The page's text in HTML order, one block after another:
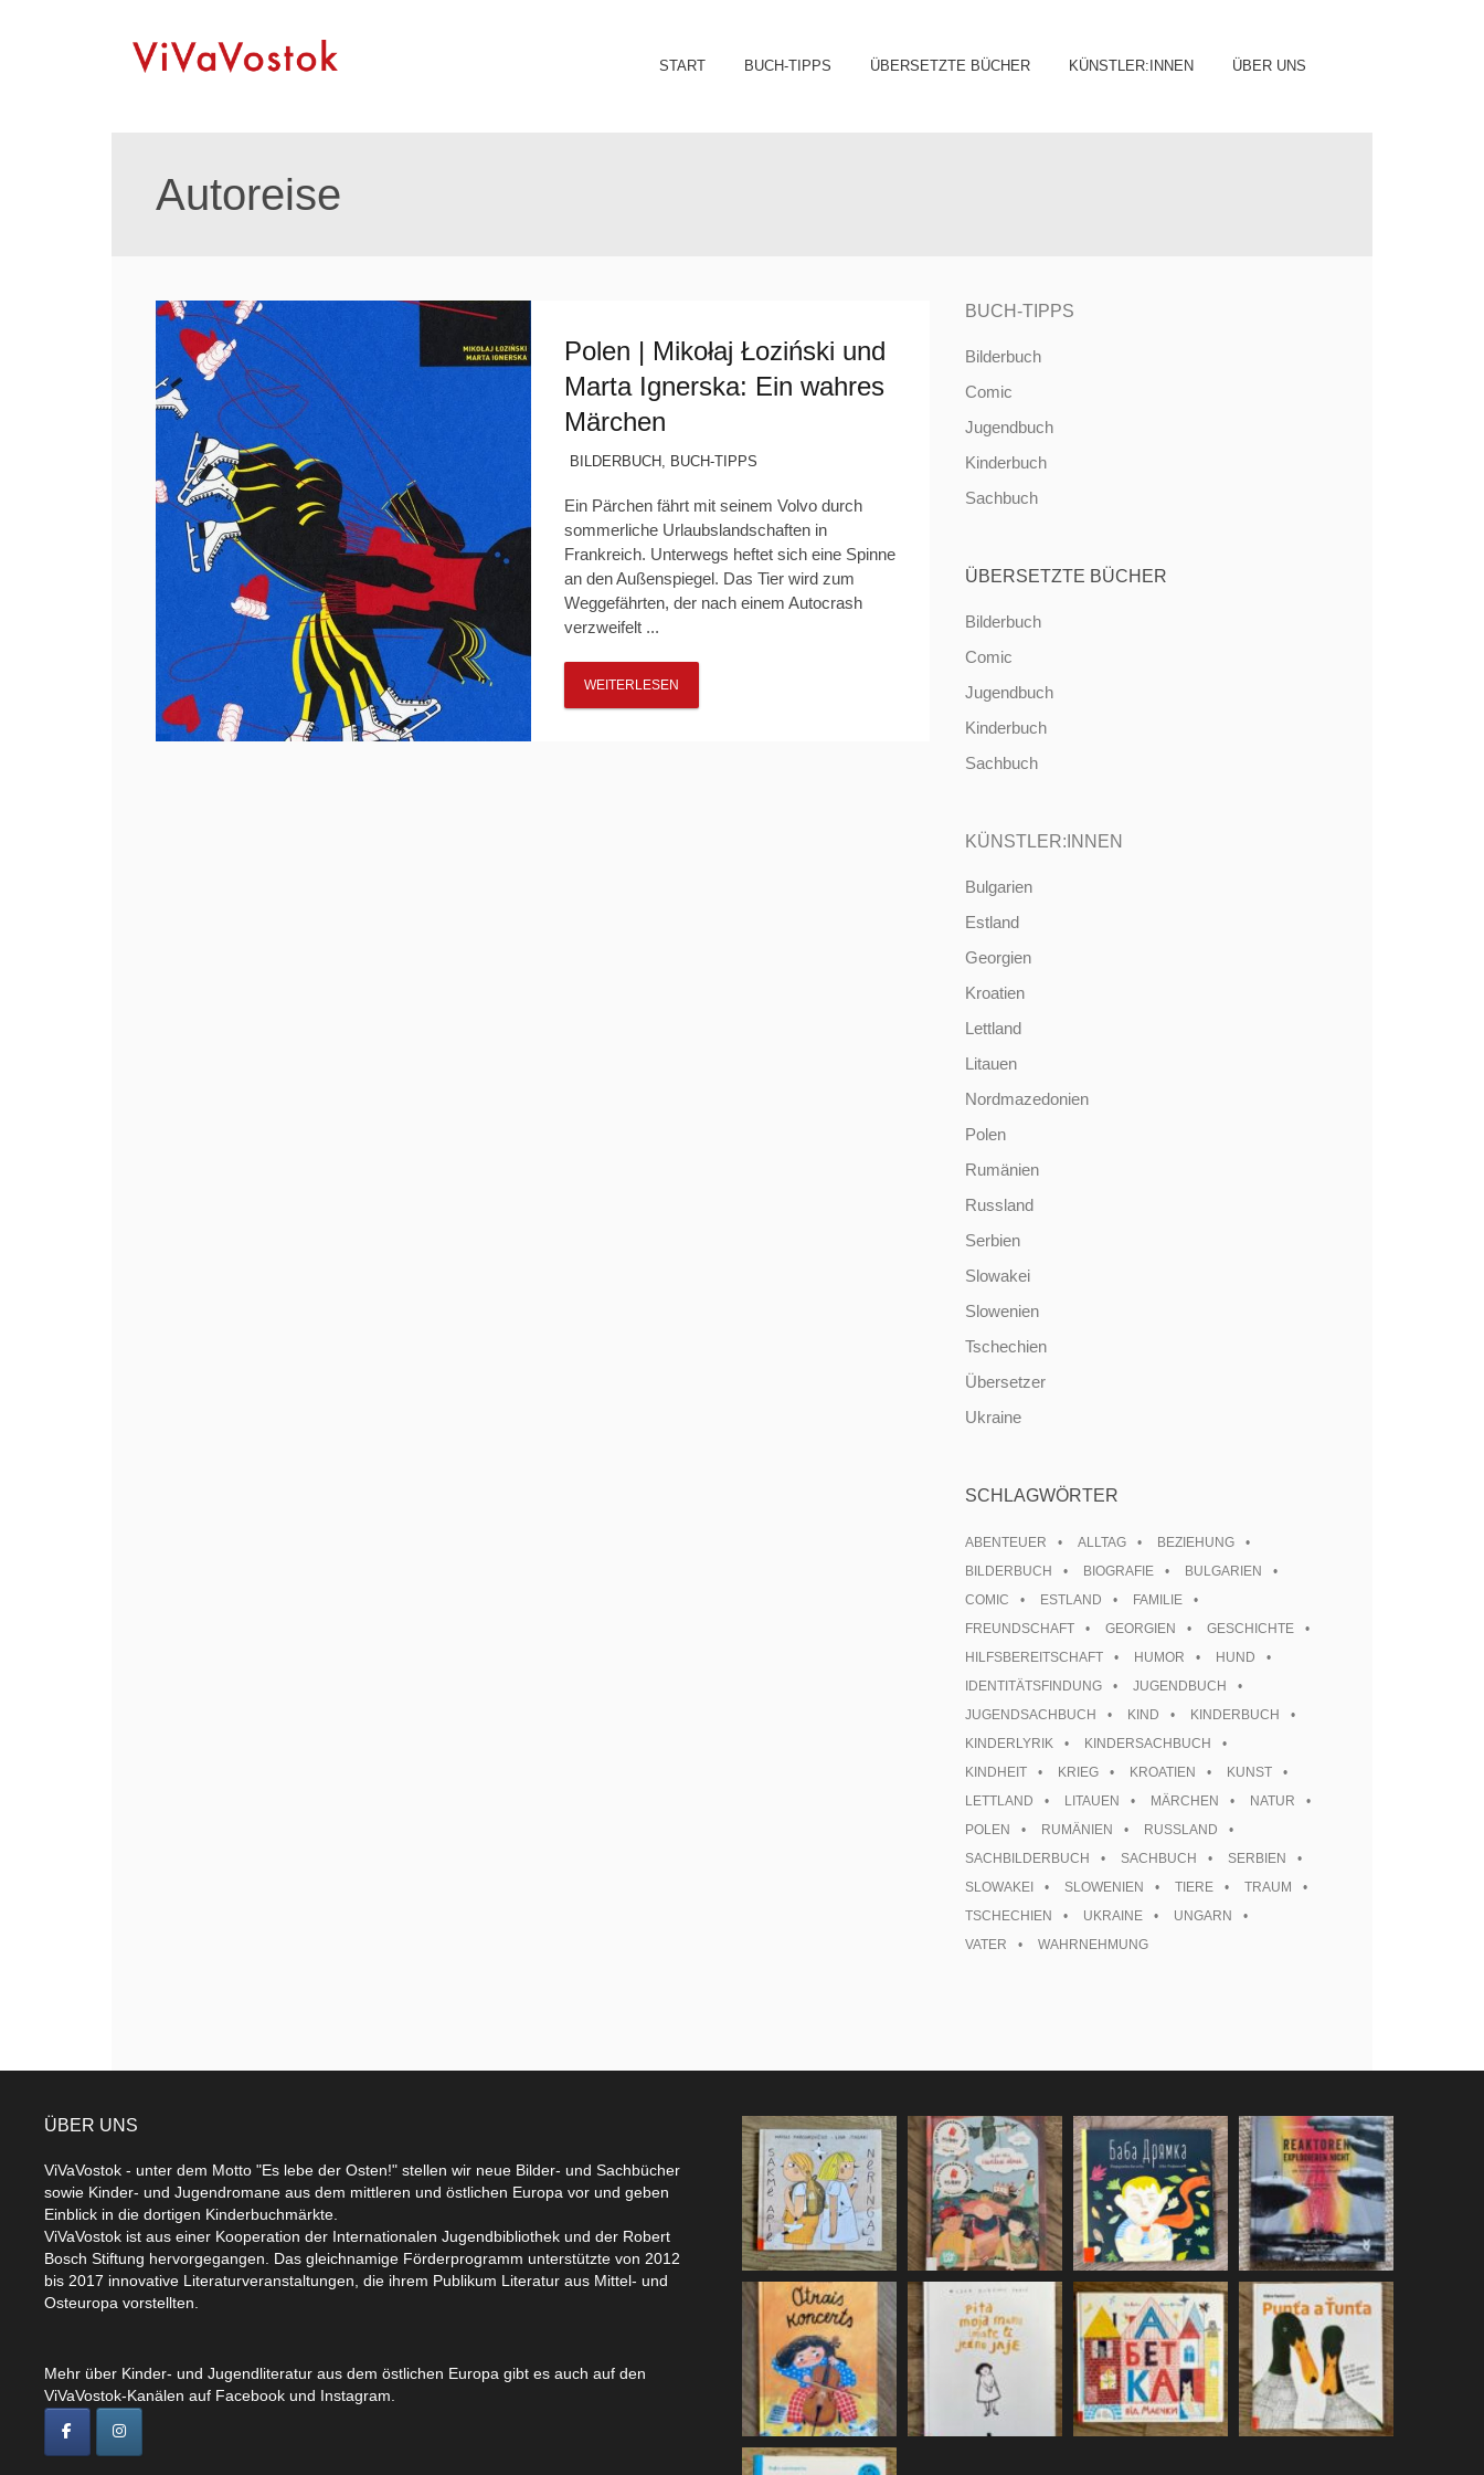
Skip
START BUCH-TIPPS ÜBERSETZTE BÜCHER KÜNSTLER:INNEN ÜBER UNS
Autoreise
Polen | Mikołaj Łoziński und
Marta Ignerska: Ein wahres
Märchen
BILDERBUCH , BUCH-TIPPS
Ein Pärchen fährt mit seinem Volvo durch
sommerliche Urlaubslandschaften in
Frankreich. Unterwegs heftet sich eine Spinne
an den Außenspiegel. Das Tier wird zum
Weggefährten, der nach einem Autocrash
verzweifelt ...
WEITERLESEN
BUCH-TIPPS
Bilderbuch
Comic
Jugendbuch
Kinderbuch
Sachbuch
ÜBERSETZTE BÜCHER
Bilderbuch
Comic
Jugendbuch
Kinderbuch
Sachbuch
KÜNSTLER:INNEN
Bulgarien
Estland
Georgien
Kroatien
Lettland
Litauen
Nordmazedonien
Polen
Rumänien
Russland
Serbien
Slowakei
Slowenien
Tschechien
Übersetzer
Ukraine
SCHLAGWÖRTER
ABENTEUER ALLTAG
BEZIEHUNG
BILDERBUCH
BIOGRAFIE
BULGARIEN
COMIC
ESTLAND
FAMILIE
FREUNDSCHAFT
GEORGIEN
GESCHICHTE
HILFSBEREITSCHAFT
HUMOR
HUND
IDENTITÄTSFINDUNG
JUGENDBUCH
JUGENDSACHBUCH
KIND
KINDERBUCH
KINDERLYRIK
KINDERSACHBUCH
KINDHEIT
KRIEG KROATIEN
KUNST
LETTLAND
LITAUEN MÄRCHEN
NATUR
POLEN
RUMÄNIEN
RUSSLAND
SACHBILDERBUCH
SACHBUCH
SERBIEN
SLOWAKEI
SLOWENIEN TIERE
TRAUM
TSCHECHIEN
UKRAINE
UNGARN
VATER
WAHRNEHMUNG
ÜBER UNS
ViVaVostok - unter dem Motto "Es lebe der Osten!" stellen wir neue Bilder- und Sachbücher
sowie Kinder- und Jugendromane aus dem mittleren und östlichen Europa vor und geben
Einblick in die dortigen Kinderbuchmärkte.
ViVaVostok ist aus einer Kooperation der Internationalen Jugendbibliothek und der Robert
Bosch Stiftung hervorgegangen. Das gleichnamige Förderprogramm unterstützte von 2012
bis 2017 innovative Literaturveranstaltungen, die ihrem Publikum Literatur aus Mittel- und
Osteuropa vorstellten.
Mehr über Kinder- und Jugendliteratur aus dem östlichen Europa gibt es auch auf den
ViVaVostok-Kanälen auf Facebook und Instagram.